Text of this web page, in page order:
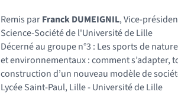
Remis parFranck DUMEIGNIL, Vice-
Science-Société de l'Université de Lille
Décerné au groupe n°3 : Les sports de
et environnementaux : comment s’adapter,
construction d’un nouveau modèle de
Lycée Saint-Paul, Lille - Université de Lille